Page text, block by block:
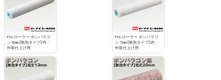
PIA ローラー ボンパラゴ
ン 5mm [無泡タイプ] 内・
外装仕上げ用
PIA ローラー ボンパラゴ
ン 7mm [無泡タイプ] 内・
外装仕上げ用